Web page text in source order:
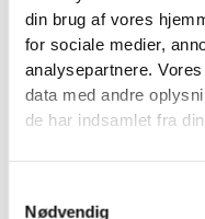
din brug af vores
for sociale medier,
analysepartnere.
data med andre
de har indsamlet fra
Nødvendig
gaverør med
162g